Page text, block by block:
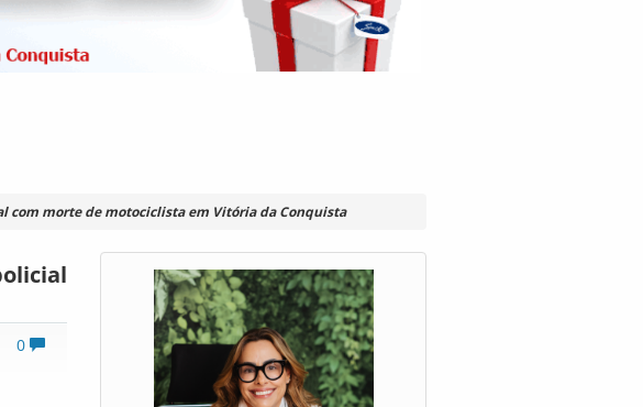
com morte de motociclista em Vitória da Conquista
0